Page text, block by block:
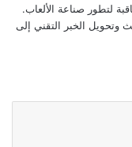
لتطور صناعة الألعاب.
وتحويل الخبر التقني إلى